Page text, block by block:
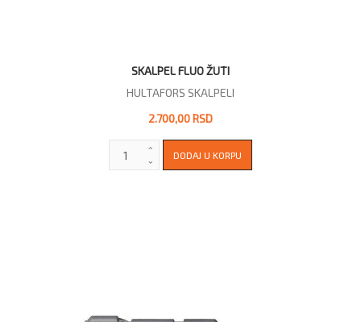
SKALPEL FLUO ŽUTI
HULTAFORS SKALPELI
2.700,00 RSD